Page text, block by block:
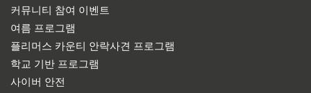
커뮤니티 참여 이벤트
여름 프로그램
플리머스 카운티 안락사견 프로그램
학교 기반 프로그램
사이버 안전